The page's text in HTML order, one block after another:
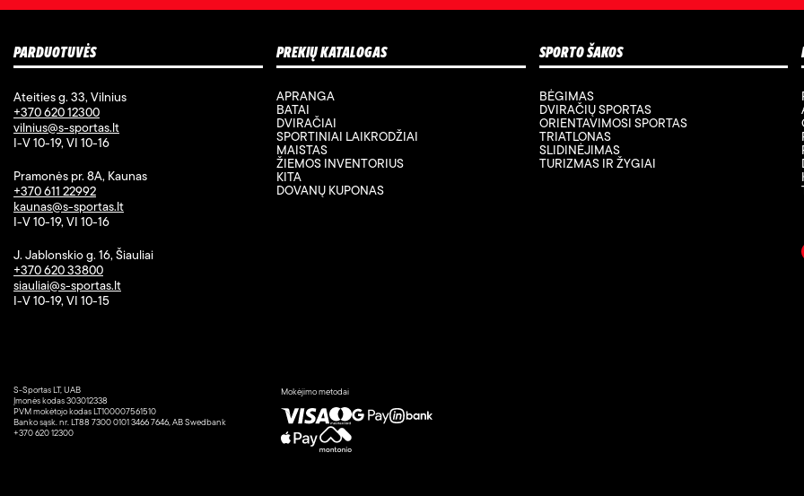
PARDUOTUVĖS
Ateities g. 33, Vilnius
+370 620 12300
vilnius@s-sportas.lt
I-V 10-19, VI 10-16
Pramonės pr. 8A, Kaunas
+370 611 22992
kaunas@s-sportas.lt
I-V 10-19, VI 10-16
J. Jablonskio g. 16, Šiauliai
+370 620 33800
siauliai@s-sportas.lt
I-V 10-19, VI 10-15
PREKIŲ KATALOGAS
APRANGA
BATAI
DVIRAČIAI
SPORTINIAI LAIKRODŽIAI
MAISTAS
ŽIEMOS INVENTORIUS
KITA
DOVANŲ KUPONAS
SPORTO ŠAKOS
BĖGIMAS
DVIRAČIŲ SPORTAS
ORIENTAVIMOSI SPORTAS
TRIATLONAS
SLIDINĖJIMAS
TURIZMAS IR ŽYGIAI
S-Sportas LT, UAB
Įmonės kodas 303012338
PVM mokėtojo kodas LT100007561510
Banko sąsk. nr. LT88 7300 0101 3466 7646, AB Swedbank
+370 620 12300
Mokėjimo metodai